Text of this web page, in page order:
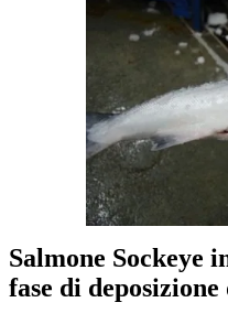
Salmone Sockeye
fase di deposizione